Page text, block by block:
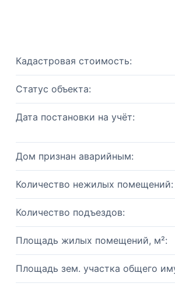
Кадастровая стоимость:
Статус объекта:
Дата постановки на учёт:
Дом признан аварийным:
Количество нежилых помещений:
Количество подъездов:
Площадь жилых помещений, м²:
Площадь зем. участка общего